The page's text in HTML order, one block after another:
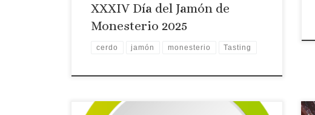
XXXIV Día del Jamón de
Monesterio 2025
cerdo jamón monesterio Tasting